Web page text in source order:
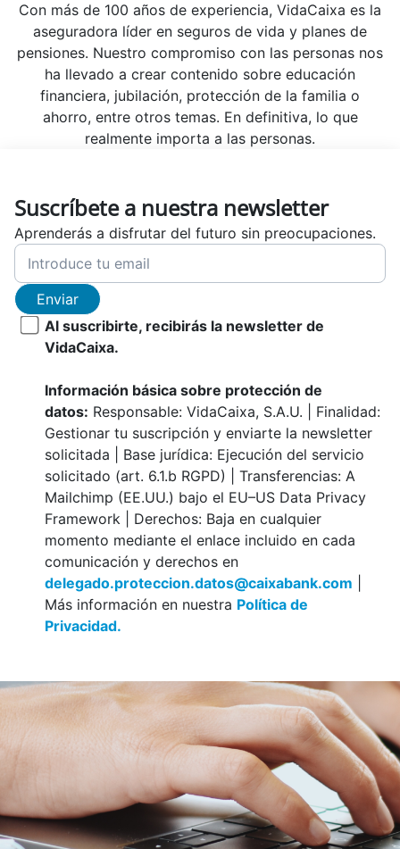
Con más de 100 años de experiencia, VidaCaixa es la
aseguradora líder en seguros de vida y planes de
pensiones. Nuestro compromiso con las personas nos
ha llevado a crear contenido sobre educación
financiera, jubilación, protección de la familia o
ahorro, entre otros temas. En definitiva, lo que
realmente importa a las personas.
Suscríbete a nuestra newsletter
Aprenderás a disfrutar del futuro sin preocupaciones.
Enviar
Al suscribirte, recibirás la newsletter de
VidaCaixa.
Información básica sobre protección de
datos: Responsable: VidaCaixa, S.A.U. | Finalidad:
Gestionar tu suscripción y enviarte la newsletter
solicitada | Base jurídica: Ejecución del servicio
solicitado (art. 6.1.b RGPD) | Transferencias: A
Mailchimp (EE.UU.) bajo el EU–US Data Privacy
Framework | Derechos: Baja en cualquier
momento mediante el enlace incluido en cada
comunicación y derechos en
delegado.proteccion.datos@caixabank.com
Más información en nuestra Política de
Privacidad.